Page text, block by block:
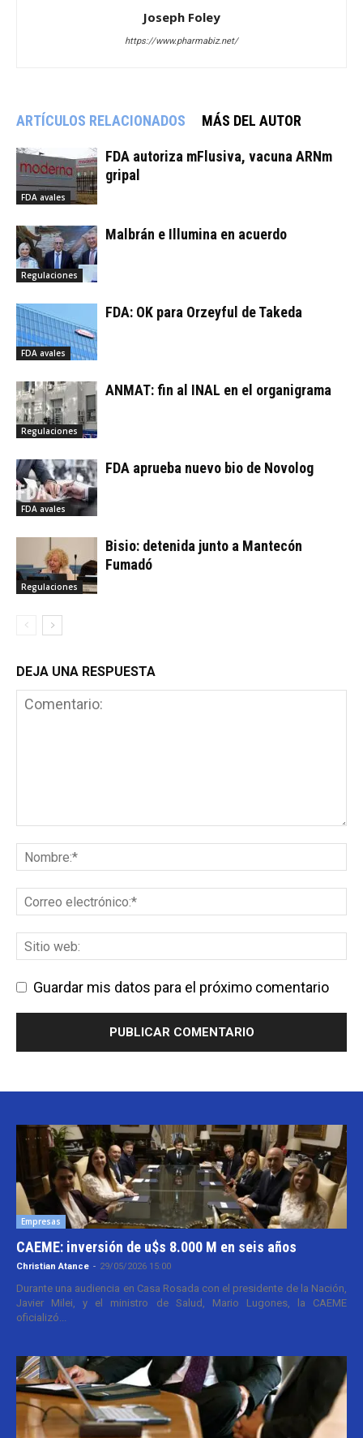
Joseph Foley
https://www.pharmabiz.net/
ARTÍCULOS RELACIONADOS MÁS DEL AUTOR
FDA avales
FDA autoriza mFlusiva, vacuna ARNm
gripal
Regulaciones
Malbrán e Illumina en acuerdo
FDA avales
FDA: OK para Orzeyful de Takeda
Regulaciones
ANMAT: fin al INAL en el organigrama
FDA avales
FDA aprueba nuevo bio de Novolog
Regulaciones
Bisio: detenida junto a Mantecón
Fumadó
DEJA UNA RESPUESTA
Guardar mis datos para el próximo comentario
Empresas
CAEME: inversión de u$s 8.000 M en seis años
Christian Atance - 29/05/2026 15:00
Durante una audiencia en Casa Rosada con el presidente de la Nación,
Javier Milei, y el ministro de Salud, Mario Lugones, la CAEME
oficializó...